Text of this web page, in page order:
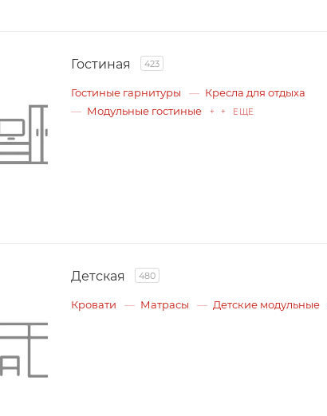
Гостиная 423
Гостиные гарнитуры
Кресла для отдыха
Модульные гостиные
+ + ЕЩЕ
Детская 480
Кровати Матрасы Детские модульные